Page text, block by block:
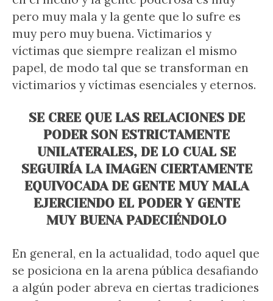
pero muy mala y la gente que lo sufre es
muy pero muy buena. Victimarios y
víctimas que siempre realizan el mismo
papel, de modo tal que se transforman en
victimarios y víctimas esenciales y eternos.
SE CREE QUE LAS RELACIONES DE
PODER SON ESTRICTAMENTE
UNILATERALES, DE LO CUAL SE
SEGUIRÍA LA IMAGEN CIERTAMENTE
EQUIVOCADA DE GENTE MUY MALA
EJERCIENDO EL PODER Y GENTE
MUY BUENA PADECIÉNDOLO
En general, en la actualidad, todo aquel que
se posiciona en la arena pública desafiando
a algún poder abreva en ciertas tradiciones